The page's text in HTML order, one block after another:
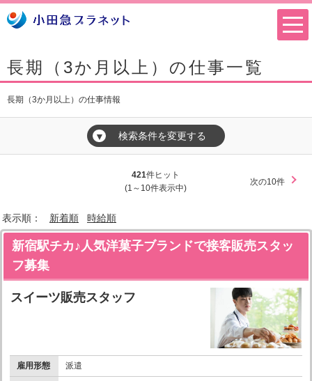
長期（3か月以上）の仕事一覧
長期（3か月以上）の仕事情報
▼ 検索条件を変更する
421件ヒット
(1～10件表示中)
次の10件
表示順： 新着順 時給順
新宿駅チカ♪人気洋菓子ブランドで接客販売スタッ
フ募集
スイーツ販売スタッフ
雇用形態 派遣